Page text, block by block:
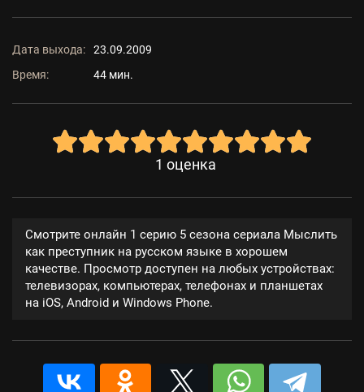
Дата выхода:
23.09.2009
Время:
44 мин.
1 оценка
Смотрите онлайн 1 серию 5 сезона сериала Мыслить
как преступник на русском языке в хорошем
качестве. Просмотр доступен на любых устройствах:
телевизорах, компьютерах, телефонах и планшетах
на iOS, Android и Windows Phone.